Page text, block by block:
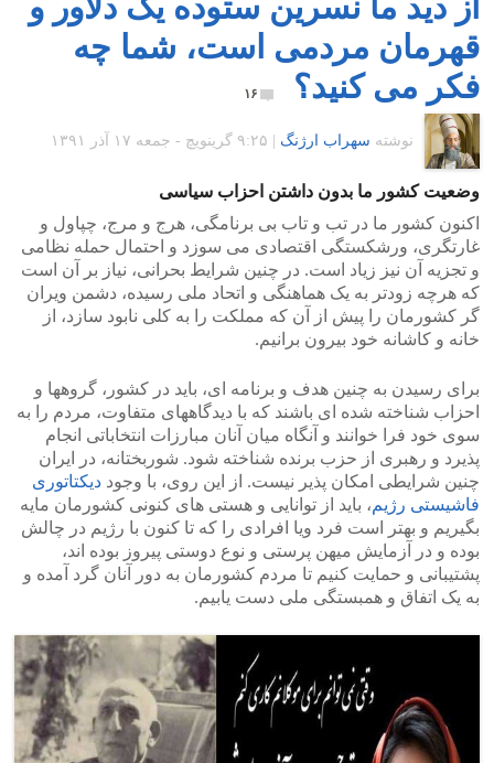
قهرمان مردمی است، شما چه
فکر می کنید؟
۱۶
نوشته سهراب ارژنگ ۹:۲۵ گرينويچ - جمعه ۱۷ آذر ۱۳۹۱
وضعیت کشور ما بدون داشتن احزاب سیاسی
اکنون کشور ما در تب و تاب بی برنامگی، هرج و مرج، چپاول و
غارتگری، ورشکستگی اقتصادی می سوزد و احتمال حمله نظامی
و تجزیه آن نیز زیاد است. در چنین شرایط بحرانی، نیاز بر آن است
که هرچه زودتر به یک هماهنگی و اتحاد ملی رسیده، دشمن ویران
گر کشورمان را پیش از آن که مملکت را به کلی نابود سازد، از
خانه و کاشانه خود بیرون برانیم.
برای رسیدن به چنین هدف و برنامه ای، باید در کشور، گروهها و
احزاب شناخته شده ای باشند که با دیدگاههای متفاوت، مردم را به
سوی خود فرا خوانند و آنگاه میان آنان مبارزات انتخاباتی انجام
پذیرد و رهبری از حزب برنده شناخته شود. شوربختانه، در ایران
چنین شرایطی امکان پذیر نیست. از این روی، با وجود دیکتاتوری
فاشیستی رژیم، باید از توانایی و هستی های کنونی کشورمان مایه
بگیریم و بهتر است فرد ویا افرادی را که تا کنون با رژیم در چالش
بوده و در آزمایش میهن پرستی و نوع دوستی پیروز بوده اند،
پشتیبانی و حمایت کنیم تا مردم کشورمان به دور آنان گرد آمده و
به یک اتفاق و همبستگی ملی دست یابیم.